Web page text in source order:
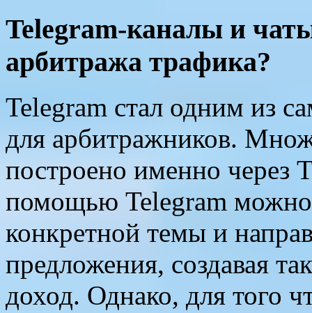
Telegram-каналы и
арбитража трафика?
Telegram стал одним из
для арбитражников.
построено именно через
помощью Telegram можно
конкретной темы и
предложения, создавая
доход. Однако, для того